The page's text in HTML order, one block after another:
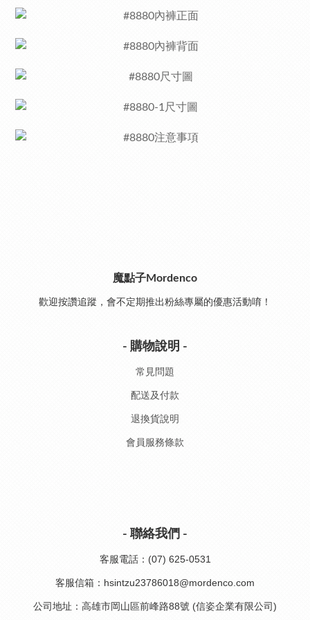
魔點子Mordenco
歡迎按讚追蹤，會不定期推出粉絲專屬的優惠活動唷！
- 購物說明 -
常見問題
配送及付款
退換貨說明
會員服務條款
- 聯絡我們 -
客服電話：(07) 625-0531
客服信箱：hsintzu23786018@mordenco.com
公司地址：高雄市岡山區前峰路88號 (信姿企業有限公司)